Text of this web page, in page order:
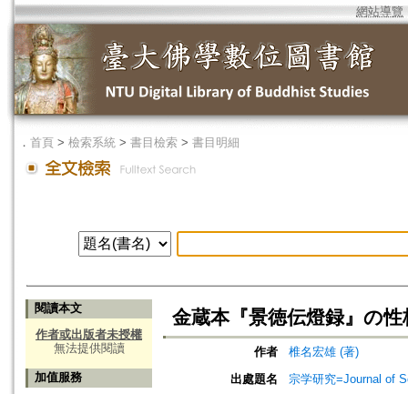
網站導覽
． 首頁 > 檢索系統 > 書目檢索 > 書目明細
閱讀本文
作者或出版者未授權
無法提供閱讀
加值服務
金蔵本『景徳伝燈録』の性
作者
椎名宏雄 (著)
出處題名
宗学研究=Journal of